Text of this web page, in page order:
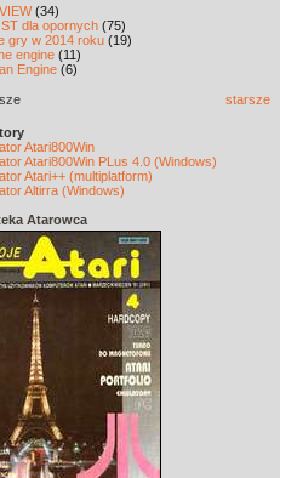
(34)
dla opornych (75)
gry w 2014 roku (19)
engine (11)
Engine (6)
starsze
Atari800Win
Atari800Win PLus 4.0 (Windows)
Atari++ (multiplatform)
Altirra (Windows)
Atarowca